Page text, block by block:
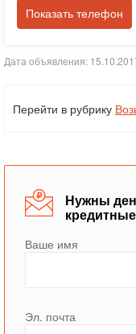
Показать телефон
Дата объявления:
Перейти в рубрику
Нужны
Ваше имя
Эл. почта